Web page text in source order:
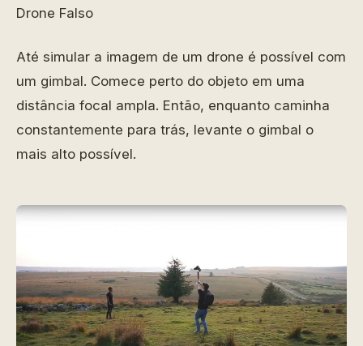
Drone Falso
Até simular a imagem de um drone é possível com
um gimbal. Comece perto do objeto em uma
distância focal ampla. Então, enquanto caminha
constantemente para trás, levante o gimbal o
mais alto possível.